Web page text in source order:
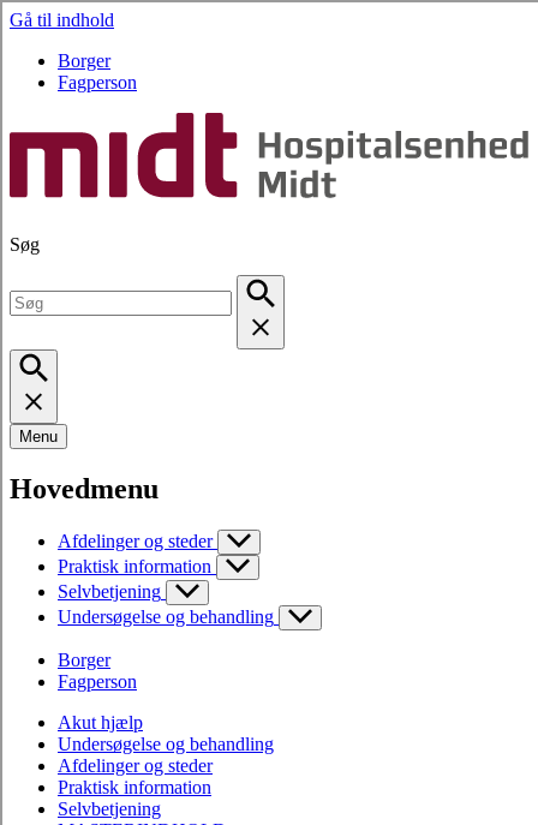
Gå til indhold
Borger
Fagperson
Søg
Menu
Hovedmenu
Afdelinger og steder
Praktisk information
Selvbetjening
Undersøgelse og behandling
Borger
Fagperson
Akut hjælp
Undersøgelse og behandling
Afdelinger og steder
Praktisk information
Selvbetjening